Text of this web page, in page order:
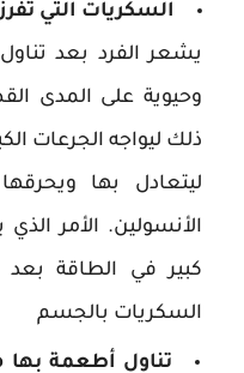
السكريات التي
يشعر الفرد بعد
وحيوية على المدى
ذلك ليواجه الجرعات
ليتعادل بها
الأنسولين. الأمر
كبير في الطاقة
السكريات بالجسم
تناول أطعمة بها